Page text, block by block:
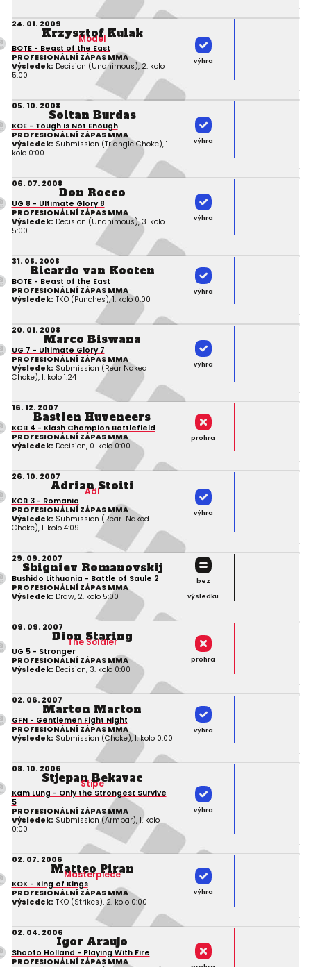
24. 01. 2009
Krzysztof Kulak
Model
BOTE - Beast of the East
PROFESIONÁLNÍ ZÁPAS MMA
Výsledek: Decision (Unanimous), 2. kolo
5:00
výhra
05. 10. 2008
Soltan Burdas
KOE - Tough Is Not Enough
PROFESIONÁLNÍ ZÁPAS MMA
Výsledek: Submission (Triangle Choke), 1.
kolo 0:00
výhra
06. 07. 2008
Don Rocco
UG 8 - Ultimate Glory 8
PROFESIONÁLNÍ ZÁPAS MMA
Výsledek: Decision (Unanimous), 3. kolo
5:00
výhra
31. 05. 2008
Ricardo van Kooten
BOTE - Beast of the East
PROFESIONÁLNÍ ZÁPAS MMA
Výsledek: TKO (Punches), 1. kolo 0:00
výhra
20. 01. 2008
Marco Biswana
UG 7 - Ultimate Glory 7
PROFESIONÁLNÍ ZÁPAS MMA
Výsledek: Submission (Rear Naked
Choke), 1. kolo 1:24
výhra
16. 12. 2007
Bastien Huveneers
KCB 4 - Klash Champion Battlefield
PROFESIONÁLNÍ ZÁPAS MMA
Výsledek: Decision, 0. kolo 0:00
prohra
26. 10. 2007
Adrian Stoiti
Adi
KCB 3 - Romania
PROFESIONÁLNÍ ZÁPAS MMA
Výsledek: Submission (Rear-Naked
Choke), 1. kolo 4:09
výhra
29. 09. 2007
Sbigniev Romanovskij
Bushido Lithuania - Battle of Saule 2
PROFESIONÁLNÍ ZÁPAS MMA
Výsledek: Draw, 2. kolo 5:00
bez
výsledku
09. 09. 2007
Dion Staring
The Soldier
UG 5 - Stronger
PROFESIONÁLNÍ ZÁPAS MMA
Výsledek: Decision, 3. kolo 0:00
prohra
02. 06. 2007
Marton Marton
GFN - Gentlemen Fight Night
PROFESIONÁLNÍ ZÁPAS MMA
Výsledek: Submission (Choke), 1. kolo 0:00
výhra
08. 10. 2006
Stjepan Bekavac
Stipe
Kam Lung - Only the Strongest Survive
5
PROFESIONÁLNÍ ZÁPAS MMA
Výsledek: Submission (Armbar), 1. kolo
0:00
výhra
02. 07. 2006
Matteo Piran
Masterpiece
KOK - King of Kings
PROFESIONÁLNÍ ZÁPAS MMA
Výsledek: TKO (Strikes), 2. kolo 0:00
výhra
02. 04. 2006
Igor Araujo
Shooto Holland - Playing With Fire
PROFESIONÁLNÍ ZÁPAS MMA